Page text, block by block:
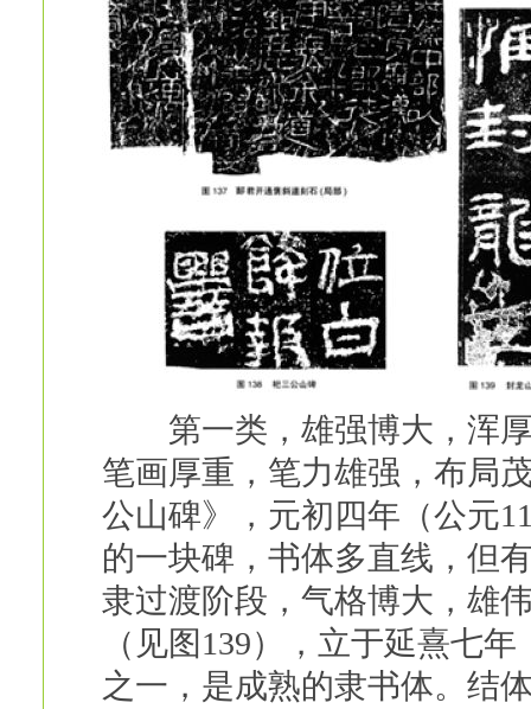
第一类，雄强博大，浑厚
笔画厚重，笔力雄强，布局
公山碑》，元初四年（公元
的一块碑，书体多直线，但
隶过渡阶段，气格博大，雄
（见图139），立于延熹七
之一，是成熟的隶书体。结